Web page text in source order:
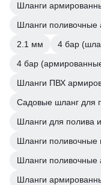
Шланги
2.1 мм
4 бар
4 бар
Шланги ПВХ
Садовые шланг для
Шланги для полива
Шланги поливочные
Шланги
Шланги